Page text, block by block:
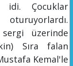
idi. Çocuklar
üzerinde
Sıra falan
Kemal'le